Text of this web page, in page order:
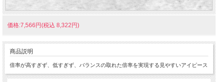
価格:7,566円(税込 8,322円)
商品説明
倍率が高すぎず、低すぎず、バランスの取れた倍率を実現する見やすいアイピース